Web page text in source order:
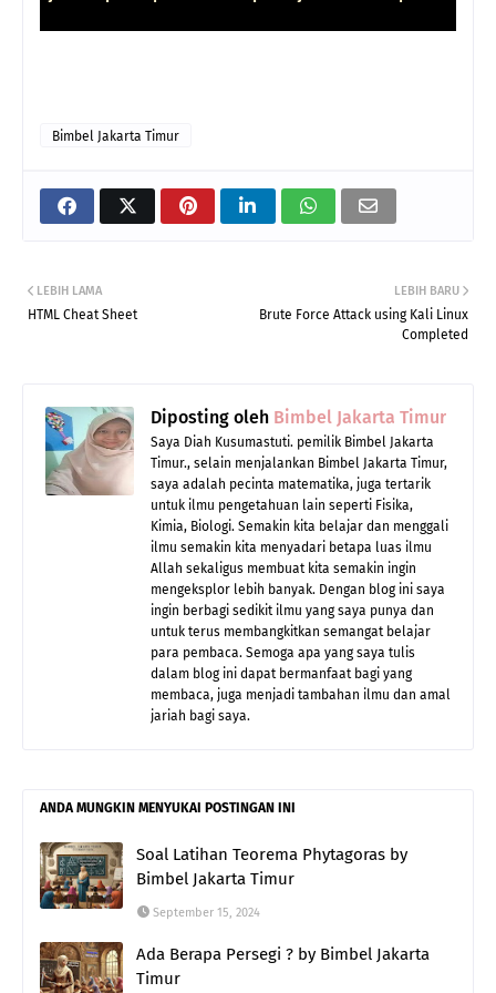
Bimbel Jakarta Timur
LEBIH BARU
Brute Force Attack using Kali Linux
Completed
LEBIH LAMA
HTML Cheat Sheet
Diposting oleh Bimbel Jakarta Timur
Saya Diah Kusumastuti. pemilik Bimbel Jakarta
Timur., selain menjalankan Bimbel Jakarta Timur,
saya adalah pecinta matematika, juga tertarik
untuk ilmu pengetahuan lain seperti Fisika,
Kimia, Biologi. Semakin kita belajar dan menggali
ilmu semakin kita menyadari betapa luas ilmu
Allah sekaligus membuat kita semakin ingin
mengeksplor lebih banyak. Dengan blog ini saya
ingin berbagi sedikit ilmu yang saya punya dan
untuk terus membangkitkan semangat belajar
para pembaca. Semoga apa yang saya tulis
dalam blog ini dapat bermanfaat bagi yang
membaca, juga menjadi tambahan ilmu dan amal
jariah bagi saya.
ANDA MUNGKIN MENYUKAI POSTINGAN INI
Soal Latihan Teorema Phytagoras by
Bimbel Jakarta Timur
September 15, 2024
Ada Berapa Persegi ? by Bimbel Jakarta
Timur